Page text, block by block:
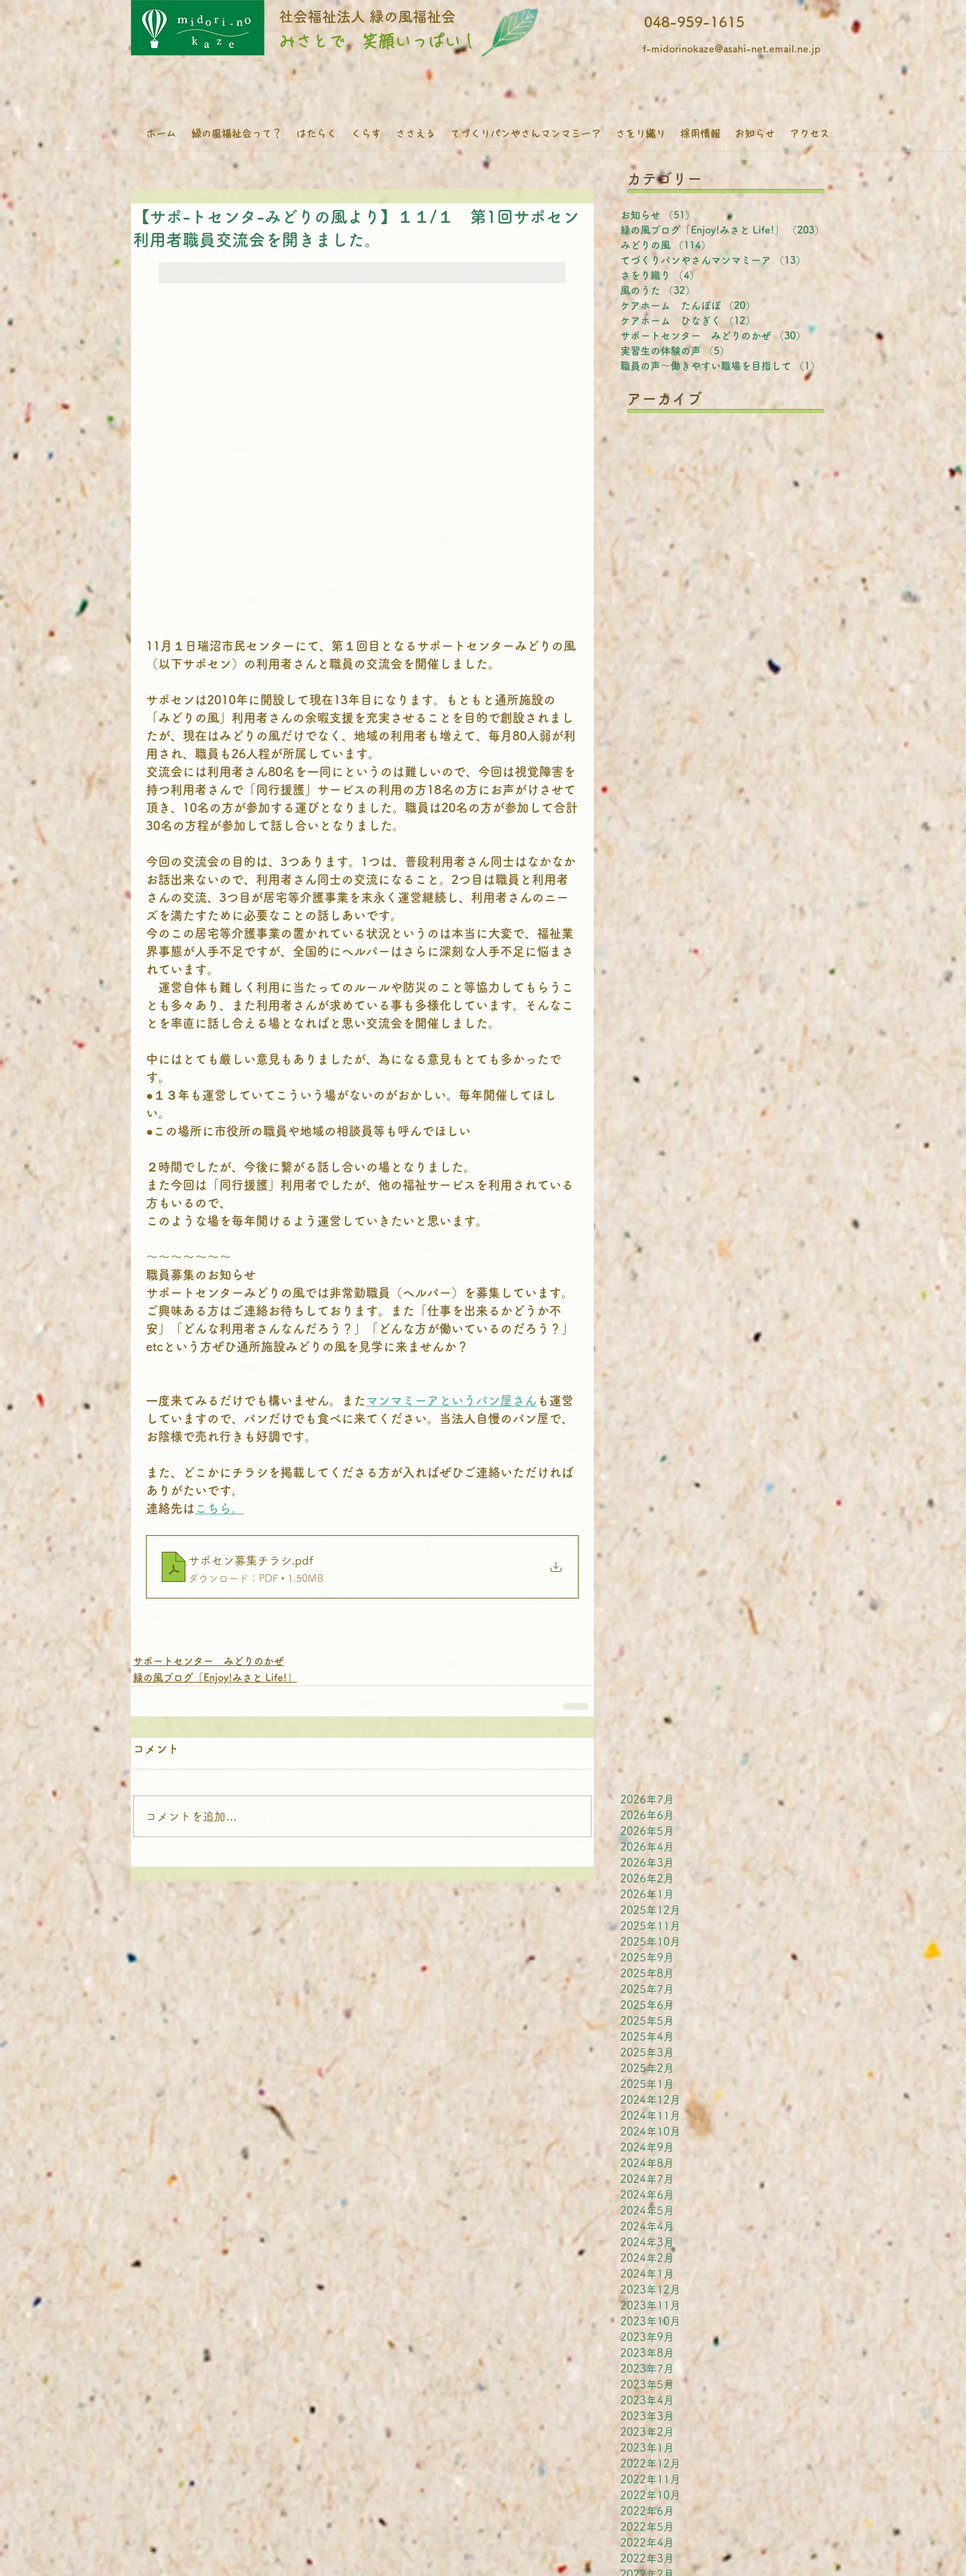
​​​​​社会福祉法人 緑の風福祉会
みさとで、笑顔いっぱい！
048-959-1615
f-midorinokaze@asahi-net.email.ne.jp
ホーム 緑の風福祉会って？ はたらく くらす ささえる てづくりパンやさんマンマミーア さをり織り 採用情報 お知らせ アクセス
カテゴリー
【サポ-トセンタ-みどりの風より】１１/１ 第1回サポセン
利用者職員交流会を開きました。
11月１日瑞沼市民センターにて、第１回目となるサポートセンターみどりの風
（以下サポセン）の利用者さんと職員の交流会を開催しました。
サポセンは2010年に開設して現在13年目になります。もともと通所施設の
「みどりの風」利用者さんの余暇支援を充実させることを目的で創設されまし
たが、現在はみどりの風だけでなく、地域の利用者も増えて、毎月80人弱が利
用され、職員も26人程が所属しています。
交流会には利用者さん80名を一同にというのは難しいので、今回は視覚障害を
持つ利用者さんで「同行援護」サービスの利用の方18名の方にお声がけさせて
頂き、10名の方が参加する運びとなりました。職員は20名の方が参加して合計
30名の方程が参加して話し合いとなりました。
今回の交流会の目的は、3つあります。1つは、普段利用者さん同士はなかなか
お話出来ないので、利用者さん同士の交流になること。2つ目は職員と利用者
さんの交流、3つ目が居宅等介護事業を末永く運営継続し、利用者さんのニー
ズを満たすために必要なことの話しあいです。
今のこの居宅等介護事業の置かれている状況というのは本当に大変で、福祉業
界事態が人手不足ですが、全国的にヘルパーはさらに深刻な人手不足に悩まさ
れています。
運営自体も難しく利用に当たってのルールや防災のこと等協力してもらうこ
とも多々あり、また利用者さんが求めている事も多様化しています。そんなこ
とを率直に話し合える場となればと思い交流会を開催しました。
中にはとても厳しい意見もありましたが、為になる意見もとても多かったで
す。
●１３年も運営していてこういう場がないのがおかしい。毎年開催してほし
い。
●この場所に市役所の職員や地域の相談員等も呼んでほしい
２時間でしたが、今後に繋がる話し合いの場となりました。
また今回は「同行援護」利用者でしたが、他の福祉サービスを利用されている
方もいるので、
このような場を毎年開けるよう運営していきたいと思います。
～～～～～～～
職員募集のお知らせ
サポートセンターみどりの風では非常勤職員（ヘルパー）を募集しています。
ご興味ある方はご連絡お待ちしております。また「仕事を出来るかどうか不
安」「どんな利用者さんなんだろう？」「どんな方が働いているのだろう？」
etcという方ぜひ通所施設みどりの風を見学に来ませんか？
一度来てみるだけでも構いません。また マンマミーアというパン屋さん も運営
していますので、パンだけでも食べに来てください。当法人自慢のパン屋で、
お陰様で売れ行きも好調です。
また、どこかにチラシを掲載してくださる方が入ればぜひご連絡いただければ
ありがたいです。
連絡先は こちら。
サポセン募集チラシ .pdf
ダウンロード：PDF • 1.50MB
サポートセンター みどりのかぜ
緑の風ブログ「Enjoy!みさと Life!」
コメント
コメントを追加…
お知らせ （51）
51件の記事
緑の風ブログ「Enjoy!みさと Life!」
（203）
みどりの風
（114）
てづくりパンやさんマンマミーア
（13）
さをり織り
（4）
風のうた
（32）
ケアホーム たんぽぽ
（20）
ケアホーム ひなぎく
（12）
12件の記事
サポートセンター みどりのかぜ （30）
30件の記事
実習生の体験の声
（5）
職員の声～働きやすい職場を目指して
（1）
アーカイブ
2026年7月
2026年6月
2026年5月
2026年4月
2026年3月
2026年2月
2026年1月
2025年12月
2025年11月
2025年10月
2025年9月
2025年8月
2025年7月
2025年6月
2025年5月
2025年4月
2025年3月
2025年2月
2025年1月
2024年12月
2024年11月
2024年10月
2024年9月
2024年8月
2024年7月
2024年6月
2024年5月
2024年4月
2024年3月
2024年2月
2024年1月
2023年12月
2023年11月
2023年10月
2023年9月
2023年8月
2023年7月
2023年5月
2023年4月
2023年3月
2023年2月
2023年1月
2022年12月
2022年11月
2022年10月
2022年6月
2022年5月
2022年4月
2022年3月
2022年2月